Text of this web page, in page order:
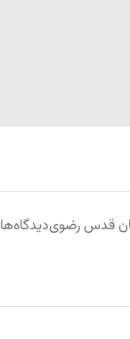
قدس رضویدیدگاه‌ها